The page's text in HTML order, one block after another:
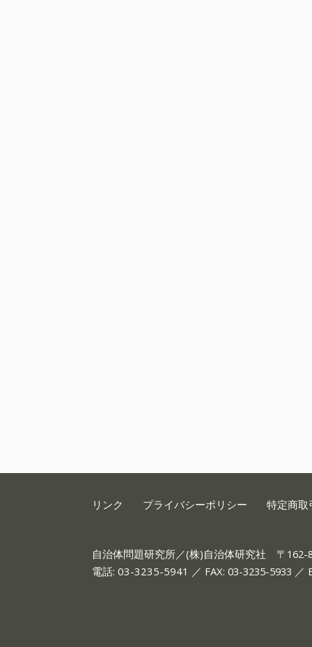
リンク プライバシーポリシー 特定商取
自治体問題研究所／(株)自治体研究社 〒
電話: 03-3235-5941 ／ FAX: 03-3235-5933 ／